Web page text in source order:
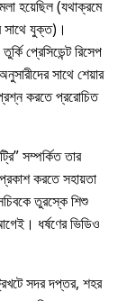
হয়েছিল (যথাক্রমে
যুক্ত)।
প্রেসিডেন্ট রিসেপ
সাথে শেয়ার
করতে প্ররোচিত
সম্পর্কিত তার
করতে সহায়তা
তুরস্কে শিশু
ধর্ষণের ভিডিও
সদর দপ্তর, শহর